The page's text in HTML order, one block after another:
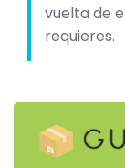
vuelta de
requieres.